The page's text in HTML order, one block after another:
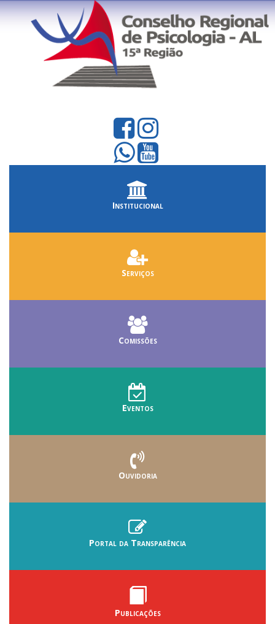
Institucional
Serviços
Comissões
Eventos
Ouvidoria
Portal da Transparência
Publicações